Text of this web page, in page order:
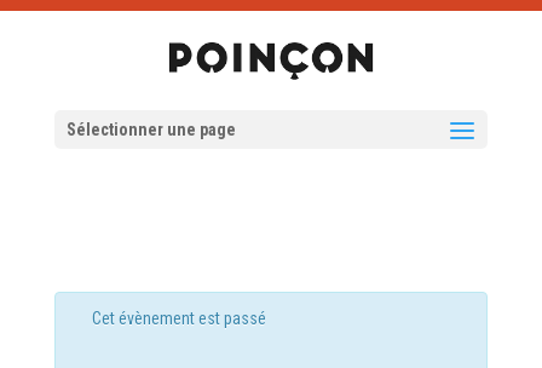
Sélectionner une page
Cet évènement est passé